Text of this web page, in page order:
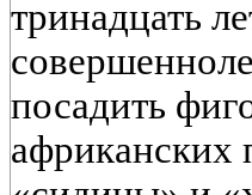
тринадцать
посадить
африканских